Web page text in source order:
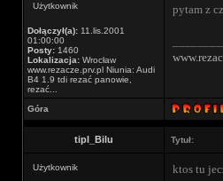
Użytkownik
Dołączył(a): 11.lis.2001
01:00:00
Posty: 1460
Lokalizacja: Wrocław
www.rezacze.prv.pl Niunia: Audi
B4 1.9 tdi rezać panowie,
rezać...
pytam z
Góra
tipl_Bilu Tytuł:
Użytkownik
ktos tu